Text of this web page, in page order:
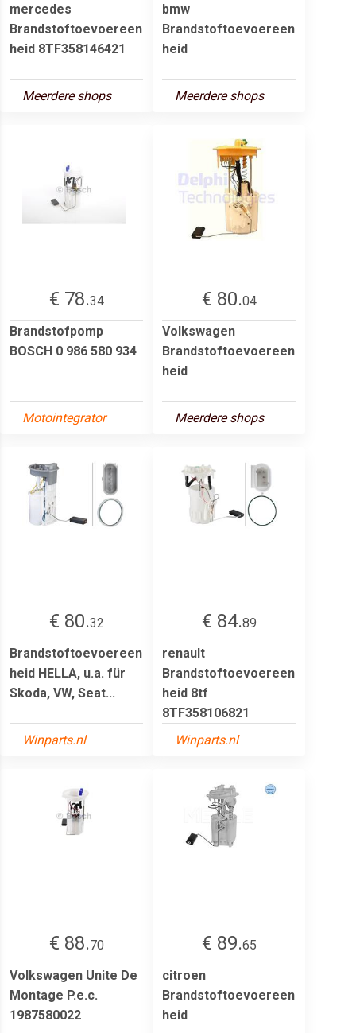
mercedes
Brandstoftoevoereen
heid 8TF358146421
Meerdere shops
bmw
Brandstoftoevoereen
heid
Meerdere shops
€ 78.34
Brandstofpomp
BOSCH 0 986 580 934
Motointegrator
€ 80.04
Volkswagen
Brandstoftoevoereen
heid
Meerdere shops
€ 80.32
Brandstoftoevoereen
heid HELLA, u.a. für
Skoda, VW, Seat...
Winparts.nl
€ 84.89
renault
Brandstoftoevoereen
heid 8tf
8TF358106821
Winparts.nl
€ 88.70
Volkswagen Unite De
Montage P.e.c.
1987580022
€ 89.65
citroen
Brandstoftoevoereen
heid